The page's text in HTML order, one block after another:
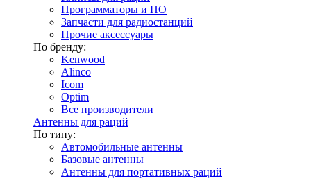
Программаторы и ПО
Запчасти для радиостанций
Прочие аксессуары
По бренду:
Kenwood
Alinco
Icom
Optim
Все производители
Антенны для раций
По типу:
Автомобильные антенны
Базовые антенны
Антенны для портативных раций